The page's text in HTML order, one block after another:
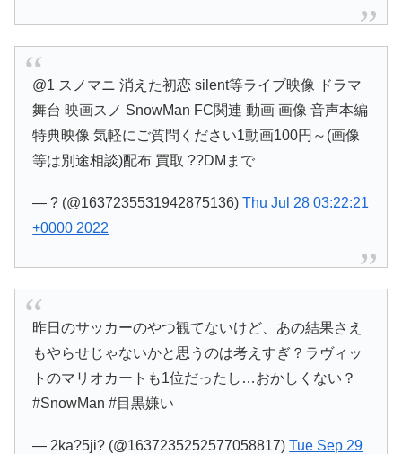
@1 スノマニ 消えた初恋 silent等ライブ映像 ドラマ
舞台 映画スノ SnowMan FC関連 動画 画像 音声本編
特典映像 気軽にご質問ください1動画100円～(画像
等は別途相談)配布 買取 ??DMまで
— ? (@1637235531942875136)Thu Jul 28 03:22:21
+0000 2022
昨日のサッカーのやつ観てないけど、あの結果さえ
もやらせじゃないかと思うのは考えすぎ？ラヴィッ
トのマリオカートも1位だったし…おかしくない？
#SnowMan #目黒嫌い
— 2ka?5ji? (@1637235252577058817)Tue Sep 29